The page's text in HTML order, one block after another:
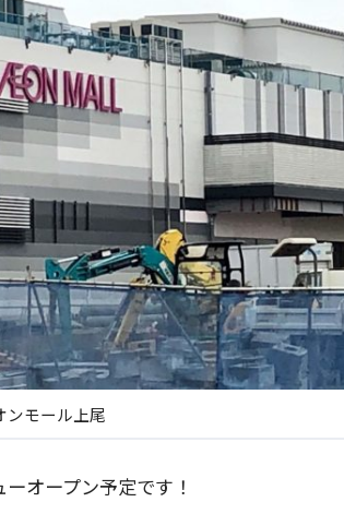
ンモール上尾
オープン予定です！